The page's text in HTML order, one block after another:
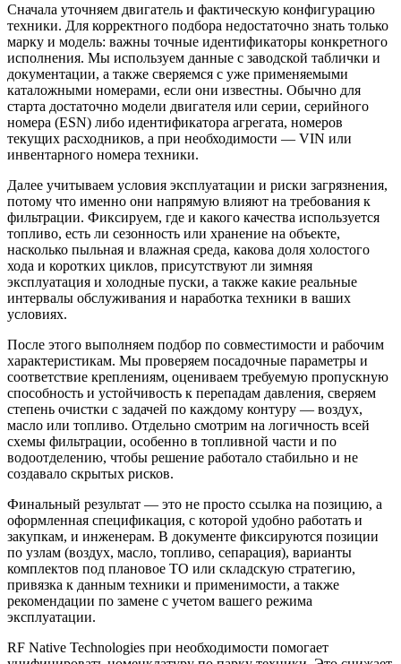
Сначала уточняем двигатель и фактическую конфигурацию
техники. Для корректного подбора недостаточно знать только
марку и модель: важны точные идентификаторы конкретного
исполнения. Мы используем данные с заводской таблички и
документации, а также сверяемся с уже применяемыми
каталожными номерами, если они известны. Обычно для
старта достаточно модели двигателя или серии, серийного
номера (ESN) либо идентификатора агрегата, номеров
текущих расходников, а при необходимости — VIN или
инвентарного номера техники.
Далее учитываем условия эксплуатации и риски загрязнения,
потому что именно они напрямую влияют на требования к
фильтрации. Фиксируем, где и какого качества используется
топливо, есть ли сезонность или хранение на объекте,
насколько пыльная и влажная среда, какова доля холостого
хода и коротких циклов, присутствуют ли зимняя
эксплуатация и холодные пуски, а также какие реальные
интервалы обслуживания и наработка техники в ваших
условиях.
После этого выполняем подбор по совместимости и рабочим
характеристикам. Мы проверяем посадочные параметры и
соответствие креплениям, оцениваем требуемую пропускную
способность и устойчивость к перепадам давления, сверяем
степень очистки с задачей по каждому контуру — воздух,
масло или топливо. Отдельно смотрим на логичность всей
схемы фильтрации, особенно в топливной части и по
водоотделению, чтобы решение работало стабильно и не
создавало скрытых рисков.
Финальный результат — это не просто ссылка на позицию, а
оформленная спецификация, с которой удобно работать и
закупкам, и инженерам. В документе фиксируются позиции
по узлам (воздух, масло, топливо, сепарация), варианты
комплектов под плановое ТО или складскую стратегию,
привязка к данным техники и применимости, а также
рекомендации по замене с учетом вашего режима
эксплуатации.
RF Native Technologies при необходимости помогает